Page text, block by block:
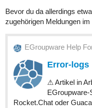
Bevor du da allerdings
zugehörigen Meldungen
EGroupware Help
Error-logs
⚠ Artikel in
Rocket.Chat oder